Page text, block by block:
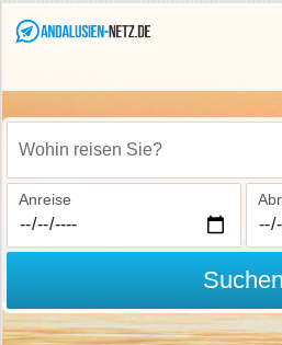
Wohin reisen Sie?
Anreise
Suchen